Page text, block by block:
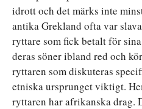
idrott och det märks inte
antika Grekland ofta var
ryttare som fick betalt för
deras söner ibland red och
ryttaren som diskuteras
etniska ursprunget viktigt.
ryttaren har afrikanska drag.